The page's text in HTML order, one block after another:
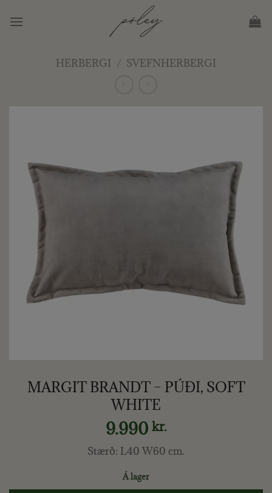
HERBERGI / SVEFNHERBERGI
MARGIT BRANDT – PÚÐI, SOFT
WHITE
9.990 kr.
Stærð: L40 W60 cm.
Á lager